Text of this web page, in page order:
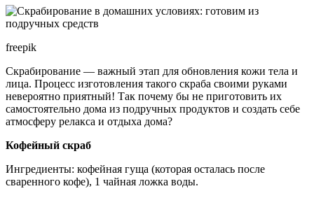
freepik
Скрабирование — важный этап для обновления кожи тела и
лица. Процесс изготовления такого скраба своими руками
невероятно приятный! Так почему бы не приготовить их
самостоятельно дома из подручных продуктов и создать себе
атмосферу релакса и отдыха дома?
Кофейный скраб
Ингредиенты: кофейная гуща (которая осталась после
сваренного кофе), 1 чайная ложка воды.